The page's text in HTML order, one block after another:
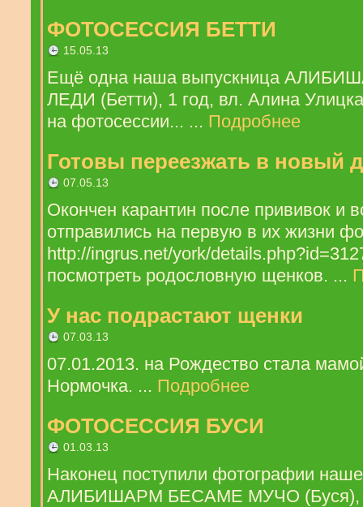
ФОТОСЕССИЯ БЕТТИ
15.05.13
Ещё одна наша выпускница
ЛЕДИ (Бетти), 1 год, вл. Алина
на фотосессии... ... Подробнее
Готовы переезжать в новый
07.05.13
Окончен карантин после прививок и
отправились на первую в их жизни
http://ingrus.net/york/
посмотреть родословную щенков. ...
У нас подрастают щенки
07.03.13
07.01.2013. на Рождество стала
Нормочка. ... Подробнее
ФОТОСЕССИЯ БУСИ
01.03.13
Наконец поступили фотографии
АЛИБИШАРМ БЕСАМЕ МУЧО (Буся),